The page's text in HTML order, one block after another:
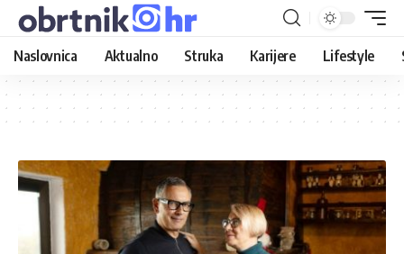
Naslovnica Aktualno Struka Karijere Lifestyle